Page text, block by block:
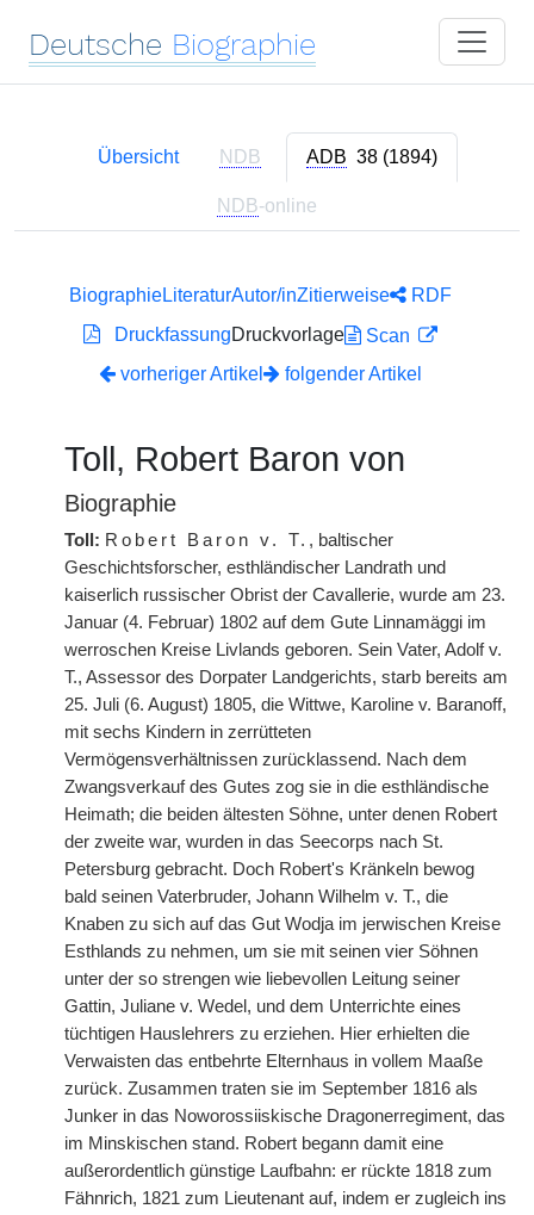
Deutsche Biographie
Übersicht NDB ADB 38 (1894)
NDB-online
BiographieLiteraturAutor/inZitierweise
RDF
DruckfassungDruckvorlage
Scan
vorheriger Artikel
folgender Artikel
Toll, Robert Baron von
Biographie
Toll: Robert Baron v. T. , baltischer
Geschichtsforscher, esthländischer Landrath und
kaiserlich russischer Obrist der Cavallerie, wurde am 23.
Januar (4. Februar) 1802 auf dem Gute Linnamäggi im
werroschen Kreise Livlands geboren. Sein Vater, Adolf v.
T., Assessor des Dorpater Landgerichts, starb bereits am
25. Juli (6. August) 1805, die Wittwe, Karoline v. Baranoff,
mit sechs Kindern in zerrütteten
Vermögensverhältnissen zurücklassend. Nach dem
Zwangsverkauf des Gutes zog sie in die esthländische
Heimath; die beiden ältesten Söhne, unter denen Robert
der zweite war, wurden in das Seecorps nach St.
Petersburg gebracht. Doch Robert's Kränkeln bewog
bald seinen Vaterbruder, Johann Wilhelm v. T., die
Knaben zu sich auf das Gut Wodja im jerwischen Kreise
Esthlands zu nehmen, um sie mit seinen vier Söhnen
unter der so strengen wie liebevollen Leitung seiner
Gattin, Juliane v. Wedel, und dem Unterrichte eines
tüchtigen Hauslehrers zu erziehen. Hier erhielten die
Verwaisten das entbehrte Elternhaus in vollem Maaße
zurück. Zusammen traten sie im September 1816 als
Junker in das Noworossiiskische Dragonerregiment, das
im Minskischen stand. Robert begann damit eine
außerordentlich günstige Laufbahn: er rückte 1818 zum
Fähnrich, 1821 zum Lieutenant auf, indem er zugleich ins